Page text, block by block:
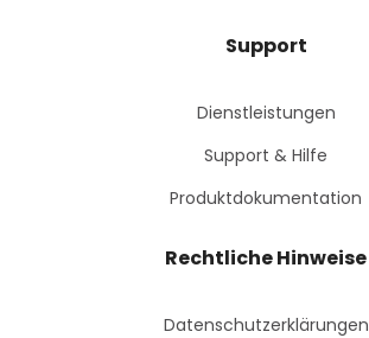
Support
Dienstleistungen
Support & Hilfe
Produktdokumentation
Rechtliche Hinweise
Datenschutzerklärungen